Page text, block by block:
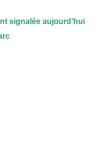
signalée aujourd’hui